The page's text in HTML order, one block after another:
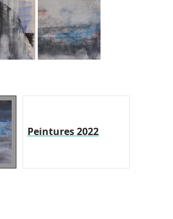
Peintures 2022